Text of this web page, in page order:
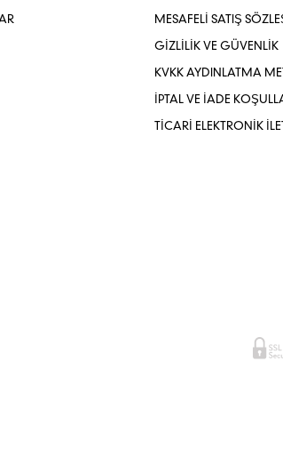
MESAFELİ SATIŞ
GİZLİLİK VE GÜVENLİK
KVKK AYDINLATMA
İPTAL VE İADE
TİCARİ ELEKTRONİK